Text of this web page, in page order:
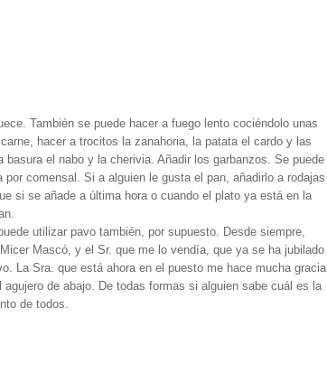
También se puede hacer a fuego lento cociéndolo unas
hacer a trocitos la zanahoria, la patata el cardo y las
el nabo y la cherivia. Añadir los garbanzos. Se puede
comensal. Si a alguien le gusta el pan, añadirlo a rodajas
si se añade a última hora o cuando el plato ya está en la
utilizar pavo también, por supuesto. Desde siempre,
Mascó, y el Sr. que me lo vendía, que ya se ha jubilado
La Sra. que está ahora en el puesto me hace mucha gracia
de abajo. De todas formas si alguien sabe cuál es la
de todos.